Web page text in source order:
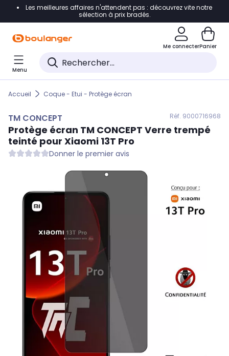
Accéder directement à la navigation
Accéder directement au pied de page
Accéder directement au chatbot
Les meilleures affaires n'attendent pas : découvrez vite notre
sélection à prix bradés.
Me connecterPanier
Menu
Accueil Coque - Etui - Protège écran
TM CONCEPT Réf. 9000716968
Protège écran TM CONCEPT Verre trempé
teinté pour Xiaomi 13T Pro
Donner le premier avis